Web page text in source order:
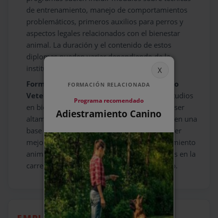
de entrenamiento, manejo de comportamientos
problemáticos, primeros auxilios para perros y
aspectos legales relacionados con el bienestar
animal. La duración y el contenido de estos
diplomas pueden variar dependiendo de la
institución que los ofrezca.
Formación Complementaria en Biología o
Veterinaria:
Aunque no es un requisito, estudios
en biología, veterinaria o psicología pueden ser
altamente beneficiosos. Estos estudios ofrecen una
base científica sólida que ayuda a comprender
mejor los mecanismos detrás del comportamiento
animal y el aprendizaje, y pueden ser un plus en la
carrera profesional de un adiestrador canino.
FORMACIÓN RELACIONADA
Programa recomendado
Adiestramiento Canino